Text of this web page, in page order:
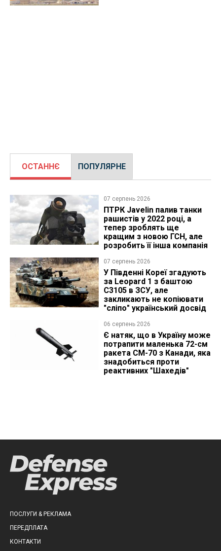
ОСТАННЄ ПОПУЛЯРНЕ
07 серпень 2026
ПТРК Javelin палив танки
рашистів у 2022 році, а
тепер зроблять ще
кращим з новою ГСН, але
розробить її інша компанія
07 серпень 2026
У Південні Кореї згадують
за Leopard 1 з баштою
C3105 в ЗСУ, але
закликають не копіювати
"сліпо" український досвід
06 серпень 2026
Є натяк, що в Україну може
потрапити маленька 72-см
ракета CM-70 з Канади, яка
знадобиться проти
реактивних "Шахедів"
ПОСЛУГИ & РЕКЛАМА
ПЕРЕДПЛАТА
КОНТАКТИ